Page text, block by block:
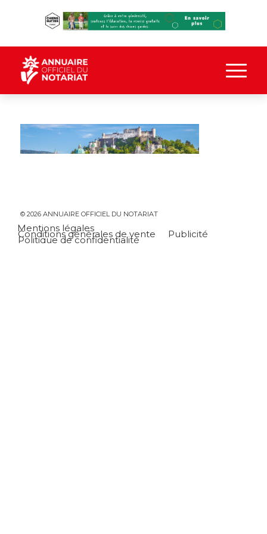
© 2026 ANNUAIRE OFFICIEL DU NOTARIAT
Mentions légales
Conditions générales de vente Publicité
Politique de confidentialité